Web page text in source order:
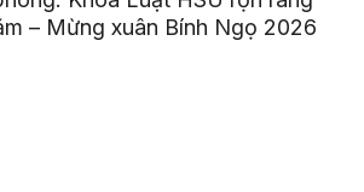
– Mừng xuân Bính Ngọ 2026